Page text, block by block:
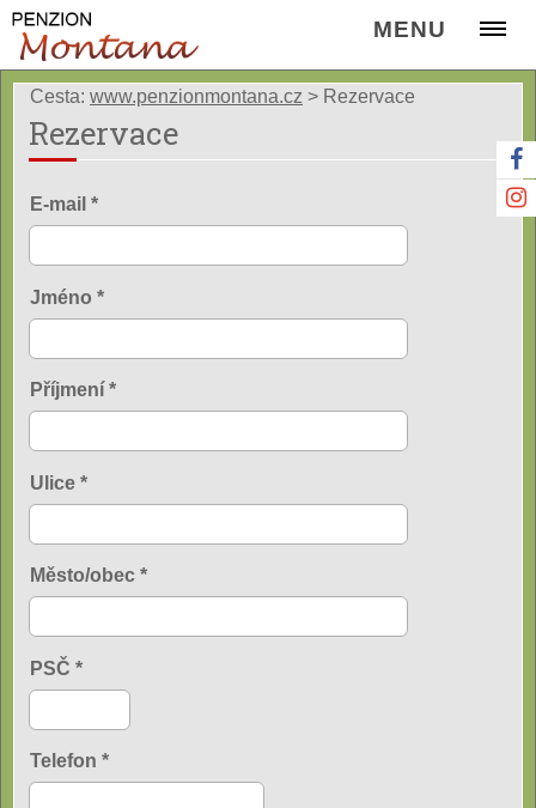
MENU
Cesta: www.penzionmontana.cz > Rezervace
Rezervace
E-mail *
Jméno *
Příjmení *
Ulice *
Město/obec *
PSČ *
Telefon *